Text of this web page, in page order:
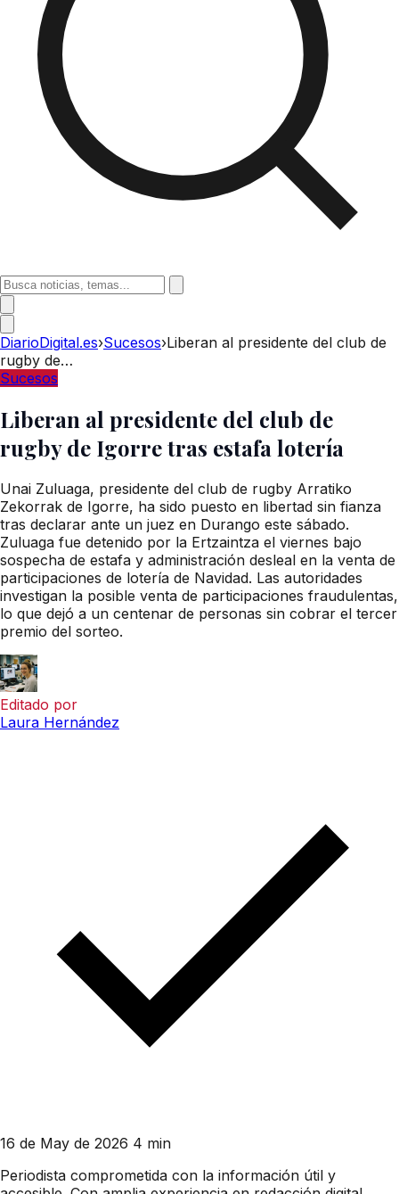
DiarioDigital.es›Sucesos›Liberan al presidente del club de
rugby de…
Sucesos
Liberan al presidente del club de
rugby de Igorre tras estafa lotería
Unai Zuluaga, presidente del club de rugby Arratiko
Zekorrak de Igorre, ha sido puesto en libertad sin fianza
tras declarar ante un juez en Durango este sábado.
Zuluaga fue detenido por la Ertzaintza el viernes bajo
sospecha de estafa y administración desleal en la venta de
participaciones de lotería de Navidad. Las autoridades
investigan la posible venta de participaciones fraudulentas,
lo que dejó a un centenar de personas sin cobrar el tercer
premio del sorteo.
Editado por
Laura Hernández
16 de May de 2026 4 min
Periodista comprometida con la información útil y